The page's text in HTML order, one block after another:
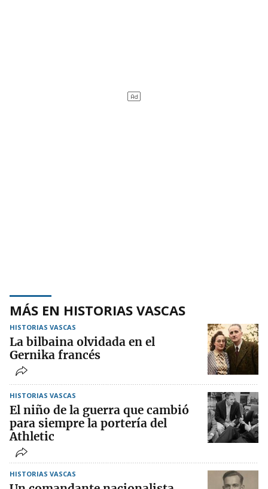
MÁS EN HISTORIAS VASCAS
HISTORIAS VASCAS
La bilbaina olvidada en el
Gernika francés
HISTORIAS VASCAS
El niño de la guerra que cambió
para siempre la portería del
Athletic
HISTORIAS VASCAS